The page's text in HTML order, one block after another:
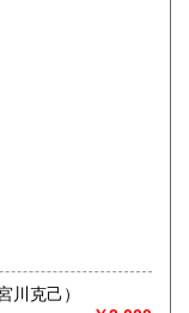
210円
目録発行（休刊
にご連絡くださ
論 三～七世紀の倭国と日本 （宮川克己）